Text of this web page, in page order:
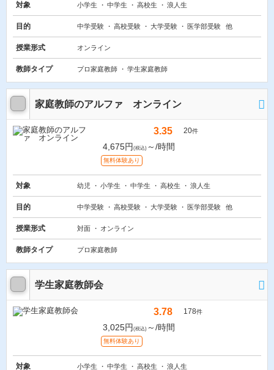
対象 小学生 中学生 高校生 浪人生
目的 中学受験 高校受験 大学受験 医学部受験 他
授業形式 オンライン
教師タイプ プロ家庭教師 学生家庭教師
家庭教師のアルファ オンライン
3.35 20件
4,675円 (税込) ～/時間
無料体験あり
対象 幼児 小学生 中学生 高校生 浪人生
目的 中学受験 高校受験 大学受験 医学部受験 他
授業形式 対面 オンライン
教師タイプ プロ家庭教師
学生家庭教師会
3.78 178件
3,025円 (税込) ～/時間
無料体験あり
対象 小学生 中学生 高校生 浪人生